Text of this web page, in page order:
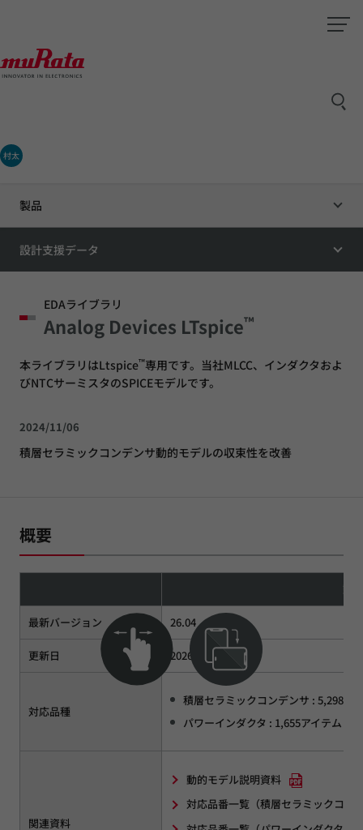
村太
製品
設計支援データ
EDAライブラリ
Analog Devices LTspice™
本ライブラリはLtspice™専用です。当社MLCC、インダクタおよ
びNTCサーミスタのSPICEモデルです。
2024/11/06
積層セラミックコンデンサ動的モデルの収束性を改善
概要
動
最新バージョン 26.04
更新日 2026/07/22
対応品種
積層セラミックコンデンサ : 5,298ア
パワーインダクタ : 1,655アイテム
関連資料
動的モデル説明資料
対応品番一覧（積層セラミックコン